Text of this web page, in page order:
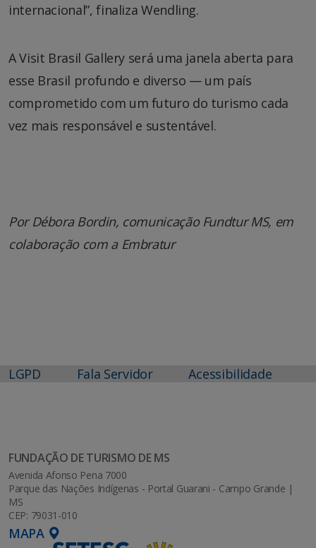
internacional”, finaliza Wendling.
A Visit Brasil Gallery será uma janela aberta para
esse Brasil profundo e diverso — um país
comprometido com um futuro do turismo cada
vez mais responsável e sustentável.
Por Débora Bordin, comunicação Fundtur MS, em
colaboração com a Embratur
LGPD Fala Servidor Acessibilidade
FUNDAÇÃO DE TURISMO DE MS
Avenida Afonso Pena 7000
Parque das Nações Indígenas - Portal Guarani - Campo Grande |
MS
CEP: 79031-010
MAPA